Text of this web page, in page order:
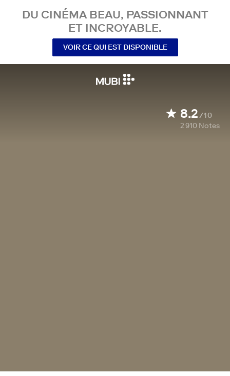
DU CINÉMA BEAU, PASSIONNANT
ET INCROYABLE.
VOIR CE QUI EST DISPONIBLE
8.2/10
2 910 Notes